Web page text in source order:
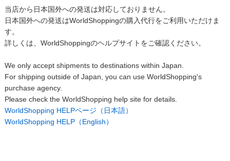
当店から日本国外への発送は対応しておりません。
日本国外への発送はWorldShoppingの購入代行をご利用いただけま
す。
詳しくは、WorldShoppingのヘルプサイトをご確認ください。
We only accept shipments to destinations within Japan.
For shipping outside of Japan, you can use WorldShopping's
purchase agency.
Please check the WorldShopping help site for details.
WorldShopping HELPページ（日本語）
WorldShopping HELP（English）